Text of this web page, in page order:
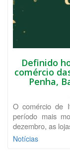
Definido
comércio
Penha,
O comércio de
período mais
dezembro, as
Notícias